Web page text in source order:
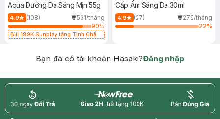
Aqua Dưỡng Da Sáng Mịn 55g
4.9 (108)
531/tháng
90%
Bill 199K Sunplay tặng Tinh Chất
Cấp Ẩm Sáng Da 30ml
4.9 (27)
279/tháng
22%
Bạn đã có tài khoản Hasaki?Đăng nhập
return nowfree price